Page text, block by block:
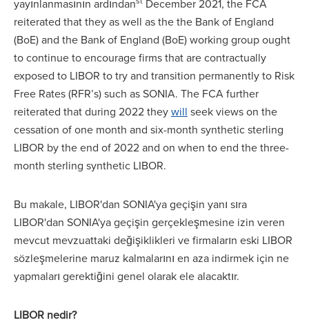
yayınlanmasının ardından
December 2021, the FCA
reiterated that they as well as the the Bank of England
(BoE) and the Bank of England (BoE) working group ought
to continue to encourage firms that are contractually
exposed to LIBOR to try and transition permanently to Risk
Free Rates (RFR’s) such as SONIA. The FCA further
reiterated that during 2022 theywill seek views on the
cessation of one month and six-month synthetic sterling
LIBOR by the end of 2022 and on when to end the three-
month sterling synthetic LIBOR.
Bu makale, LIBOR'dan SONIA'ya geçişin yanı sıra
LIBOR'dan SONIA'ya geçişin gerçekleşmesine izin veren
mevcut mevzuattaki değişiklikleri ve firmaların eski LIBOR
sözleşmelerine maruz kalmalarını en aza indirmek için ne
yapmaları gerektiğini genel olarak ele alacaktır.
LIBOR nedir?